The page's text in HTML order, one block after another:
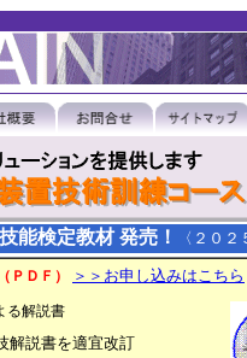
能検定教材 発売！ 〈２０２
ＤＦ）
＞＞お申し込みはこちら
る解説書
解説書を適宜改訂